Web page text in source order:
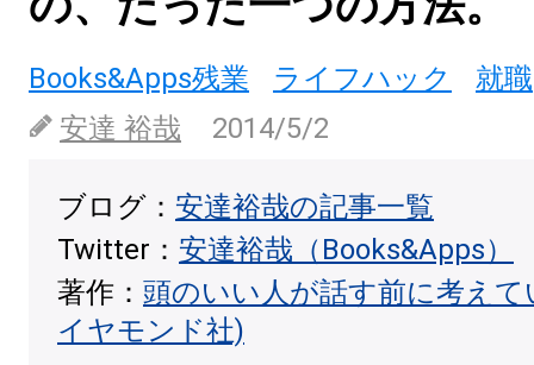
Books&Apps残業 ライフハック
就職
安達 裕哉
2014/5/2
ブログ： 安達裕哉の記事一覧
Twitter： 安達裕哉（Books&Apps）
著作： 頭のいい人が話す前に考え
イヤモンド社)